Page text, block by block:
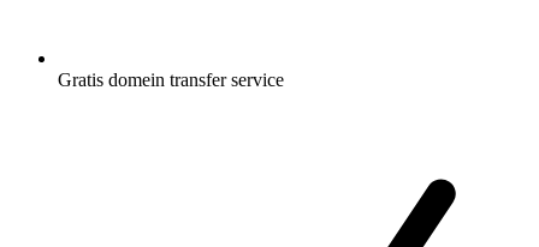
Gratis domein transfer service